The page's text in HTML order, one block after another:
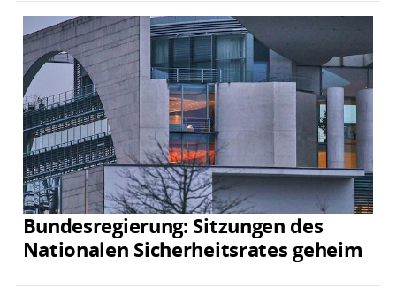
Bundesregierung: Sitzungen des
Nationalen Sicherheitsrates geheim